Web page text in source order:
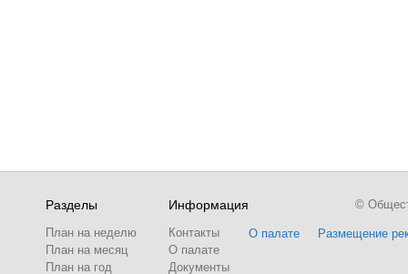
Разделы
План на неделю
План на месяц
План на год
Информация
Контакты
О палате
Документы
О палате Размещение
©